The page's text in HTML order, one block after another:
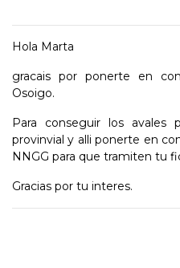
Hola Marta
gracais por ponerte en
Osoigo.
Para conseguir los
provinvial y alli ponerte en
NNGG para que tramiten tu
Gracias por tu interes.